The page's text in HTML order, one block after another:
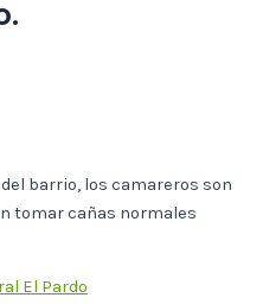
barrio, los camareros son
tomar cañas normales